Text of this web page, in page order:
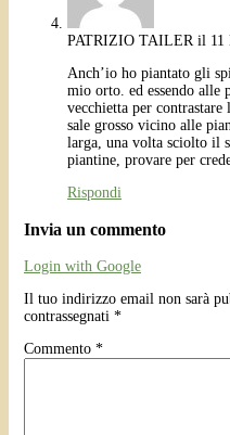
PATRIZIO TAILER il 11
Anch’io ho piantato gli
mio orto. ed essendo alle
vecchietta per
sale grosso vicino alle
larga, una volta sciolto il
piantine, provare per
Rispondi
Invia un commento
Login with Google
Il tuo indirizzo email non sarà
contrassegnati *
Commento *